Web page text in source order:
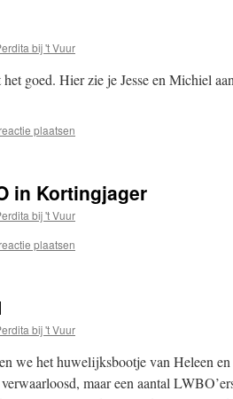
bij 't Vuur
goed. Hier zie je Jesse en Michiel
plaatsen
in Kortingjager
bij 't Vuur
plaatsen
bij 't Vuur
we het huwelijksbootje van Heleen
maar een aantal